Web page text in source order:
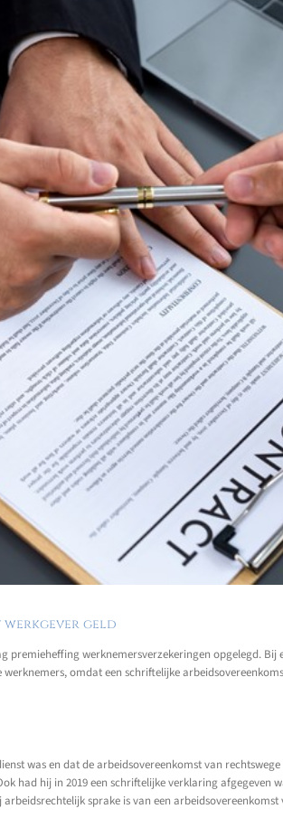
geld
werknemersverzekeringen opgelegd. Bij
omdat een schriftelijke
was en dat de arbeidsovereenkomst van
had hij in 2019 een schriftelijke verklaring afgegeven
sprake is van een